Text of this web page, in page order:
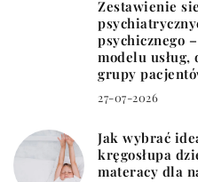
Zestawienie
psychicznego
modelu
grupy
27-07-2026
Jak wybrać
kręgosłupa
materacy dla